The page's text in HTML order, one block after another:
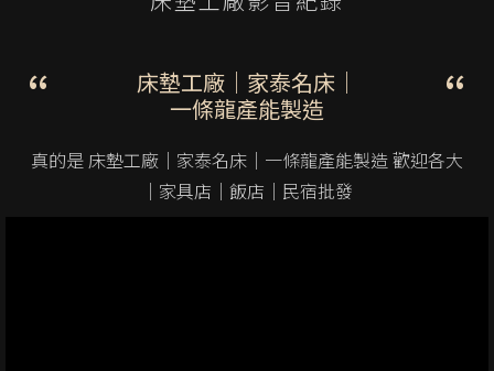
床墊工廠｜家泰名床｜
一條龍產能製造
真的是 床墊工廠｜家泰名床｜一條龍產能製造歡迎各大
｜家具店｜飯店｜ 民宿批發